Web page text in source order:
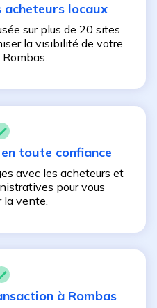
acheteurs locaux
sur plus de 20 sites
la visibilité de votre
Rombas.
toute confiance
avec les acheteurs et
pour vous
la vente.
à Rombas